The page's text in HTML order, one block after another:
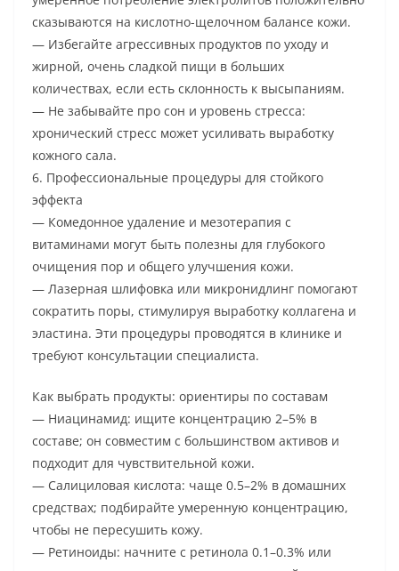
сказываются на кислотно-щелочном балансе кожи.
— Избегайте агрессивных продуктов по уходу и
жирной, очень сладкой пищи в больших
количествах, если есть склонность к высыпаниям.
— Не забывайте про сон и уровень стресса:
хронический стресс может усиливать выработку
кожного сала.
6. Профессиональные процедуры для стойкого
эффекта
— Комедонное удаление и мезотерапия с
витаминами могут быть полезны для глубокого
очищения пор и общего улучшения кожи.
— Лазерная шлифовка или микронидлинг помогают
сократить поры, стимулируя выработку коллагена и
эластина. Эти процедуры проводятся в клинике и
требуют консультации специалиста.
Как выбрать продукты: ориентиры по составам
— Ниацинамид: ищите концентрацию 2–5% в
составе; он совместим с большинством активов и
подходит для чувствительной кожи.
— Салициловая кислота: чаще 0.5–2% в домашних
средствах; подбирайте умеренную концентрацию,
чтобы не пересушить кожу.
— Ретиноиды: начните с ретинола 0.1–0.3% или